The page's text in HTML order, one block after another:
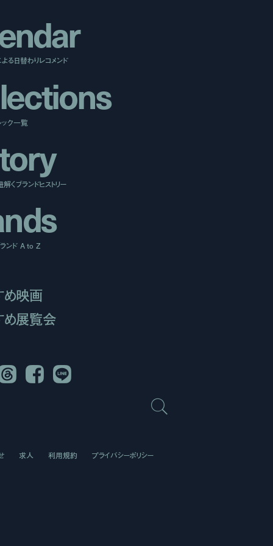
ndar
る日替わりレコメンド
ections
ック一覧
ory
くブランドヒストリー
nds
ランド A to Z
映画
展覧会
Facebook LINE
求人 利用規約 プライバシーポリシー